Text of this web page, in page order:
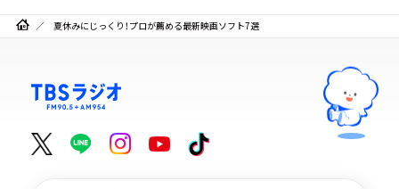
夏休みにじっくり！プロが薦める最新映画ソフト7選